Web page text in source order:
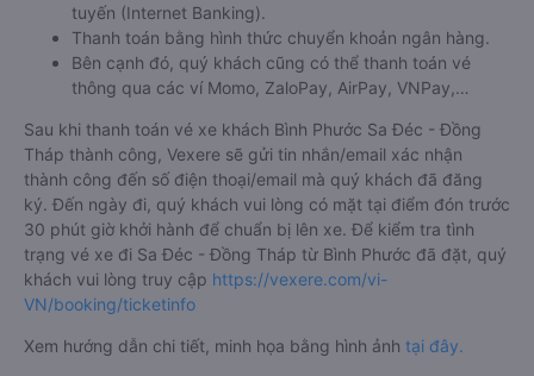
tuyến (Internet Banking).
Thanh toán bằng hình thức chuyển khoản ngân hàng.
Bên cạnh đó, quý khách cũng có thể thanh toán vé
thông qua các ví Momo, ZaloPay, AirPay, VNPay,…
Sau khi thanh toán vé xe khách Bình Phước Sa Đéc - Đồng
Tháp thành công, Vexere sẽ gửi tin nhắn/email xác nhận
thành công đến số điện thoại/email mà quý khách đã đăng
ký. Đến ngày đi, quý khách vui lòng có mặt tại điểm đón trước
30 phút giờ khởi hành để chuẩn bị lên xe. Để kiểm tra tình
trạng vé xe đi Sa Đéc - Đồng Tháp từ Bình Phước đã đặt, quý
khách vui lòng truy cập https://vexere.com/vi-
VN/booking/ticketinfo
Xem hướng dẫn chi tiết, minh họa bằng hình ảnh tại đây.